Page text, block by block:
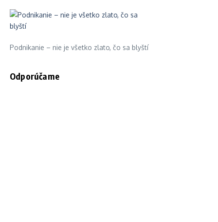
Podnikanie – nie je všetko zlato, čo sa blyští
Odporúčame